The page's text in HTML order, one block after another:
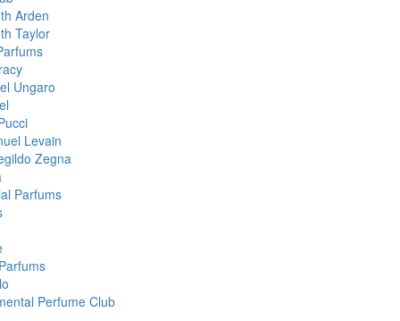
Arden
Taylor
Ungaro
Levain
Zegna
Parfums
Perfume Club